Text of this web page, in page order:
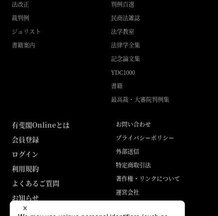
法改正
裁判例
ジュリスト
書籍案内
判例百選
民商法雑誌
法学教室
法律学全集
記念論文集
YDC1000
書籍
最高裁・大審院判例集
有斐閣Onlineとは
会員登録
ログイン
利用規約
よくあるご質問
お知らせ
お問い合わせ
プライバシーポリシー
外部送信
特定商取引法
著作権・リンクについて
運営会社